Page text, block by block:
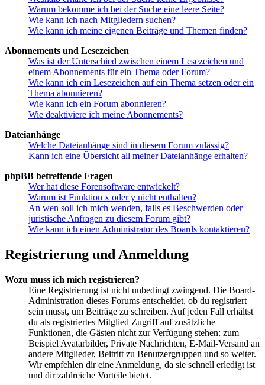
Warum bekomme ich bei der Suche eine leere Seite?
Wie kann ich nach Mitgliedern suchen?
Wie kann ich meine eigenen Beiträge und Themen finden?
Abonnements und Lesezeichen
Was ist der Unterschied zwischen einem Lesezeichen und
einem Abonnements für ein Thema oder Forum?
Wie kann ich ein Lesezeichen auf ein Thema setzen oder ein
Thema abonnieren?
Wie kann ich ein Forum abonnieren?
Wie deaktiviere ich meine Abonnements?
Dateianhänge
Welche Dateianhänge sind in diesem Forum zulässig?
Kann ich eine Übersicht all meiner Dateianhänge erhalten?
phpBB betreffende Fragen
Wer hat diese Forensoftware entwickelt?
Warum ist Funktion x oder y nicht enthalten?
An wen soll ich mich wenden, falls es Beschwerden oder
juristische Anfragen zu diesem Forum gibt?
Wie kann ich einen Administrator des Boards kontaktieren?
Registrierung und Anmeldung
Wozu muss ich mich registrieren?
Eine Registrierung ist nicht unbedingt zwingend. Die Board-
Administration dieses Forums entscheidet, ob du registriert
sein musst, um Beiträge zu schreiben. Auf jeden Fall erhältst
du als registriertes Mitglied Zugriff auf zusätzliche
Funktionen, die Gästen nicht zur Verfügung stehen: zum
Beispiel Avatarbilder, Private Nachrichten, E-Mail-Versand an
andere Mitglieder, Beitritt zu Benutzergruppen und so weiter.
Wir empfehlen dir eine Anmeldung, da sie schnell erledigt ist
und dir zahlreiche Vorteile bietet.